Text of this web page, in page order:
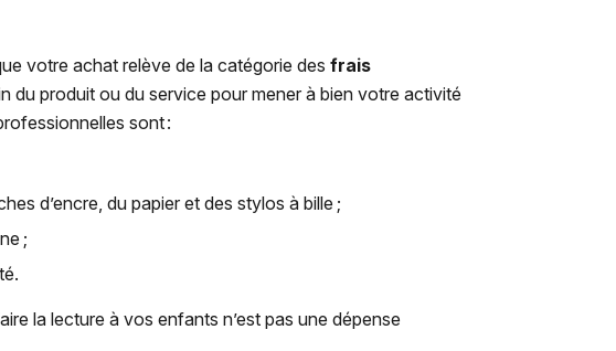
votre achat relève de la catégorie desfrais
du produit ou du service pour mener à bien votre activité
sont :
d’encre, du papier et des stylos à bille ;
;
la lecture à vos enfants n’est pas une dépense